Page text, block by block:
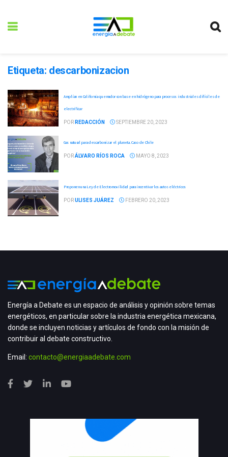
Etiqueta: descarbonizacion
Amplían en California quemador con base en hidrógeno para procesos industriales difíciles de
electrificar
POR REDACCIÓN SEPTIEMBRE 20, 2023
Gas natural para descarbonizar el planeta. Caso de Chile
PORÁLVARO RÍOS ROCA MAYO 8, 2023
Proponen una Ley de Electromovilidad para incentivar los autos eléctricos
PORULISES JUÁREZ FEBRERO 20, 2023
Energía a Debate es un espacio de análisis y opinión sobre temas
energéticos, en particular sobre la industria energética mexicana,
donde se incluyen noticias y artículos de fondo con la misión de
contribuir al debate constructivo.
Email: contacto@energiaadebate.com